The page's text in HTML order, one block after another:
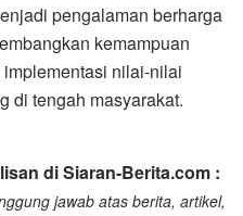
pengalaman berharga
kemampuan
nilai-nilai
di tengah masyarakat.
di Siaran-Berita.com :
jawab atas berita, artikel,